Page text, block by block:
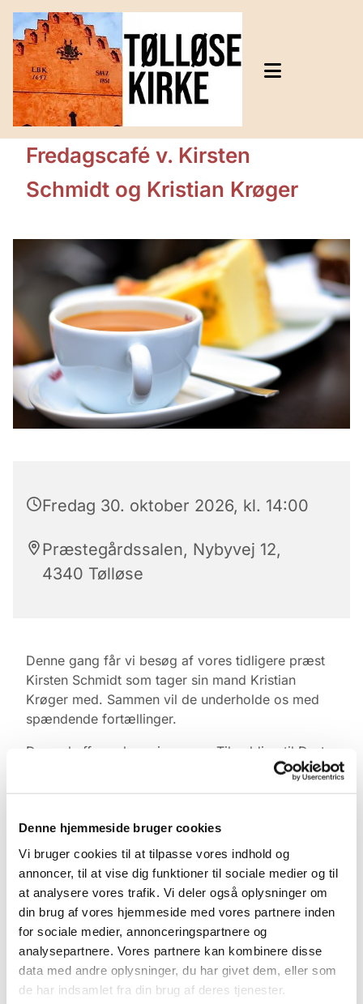
Denne hjemmeside bruger cookies
Vi bruger cookies til at tilpasse vores indhold og
annoncer, til at vise dig funktioner til sociale medier og til
at analysere vores trafik. Vi deler også oplysninger om
din brug af vores hjemmeside med vores partnere inden
for sociale medier, annonceringspartnere og
analysepartnere. Vores partnere kan kombinere disse
data med andre oplysninger, du har givet dem, eller som
de har indsamlet fra din brug af deres tjenester.
Fredagscafé v. Kirsten
Schmidt og Kristian Krøger
Fredag 30. oktober 2026, kl. 14:00
Præstegårdssalen, Nybyvej 12,
4340 Tølløse
Denne gang får vi besøg af vores tidligere præst
Kirsten Schmidt som tager sin mand Kristian
Krøger med. Sammen vil de underholde os med
spændende fortællinger.
Der er kaffe og kage i pausen. Tilmelding til Dorte